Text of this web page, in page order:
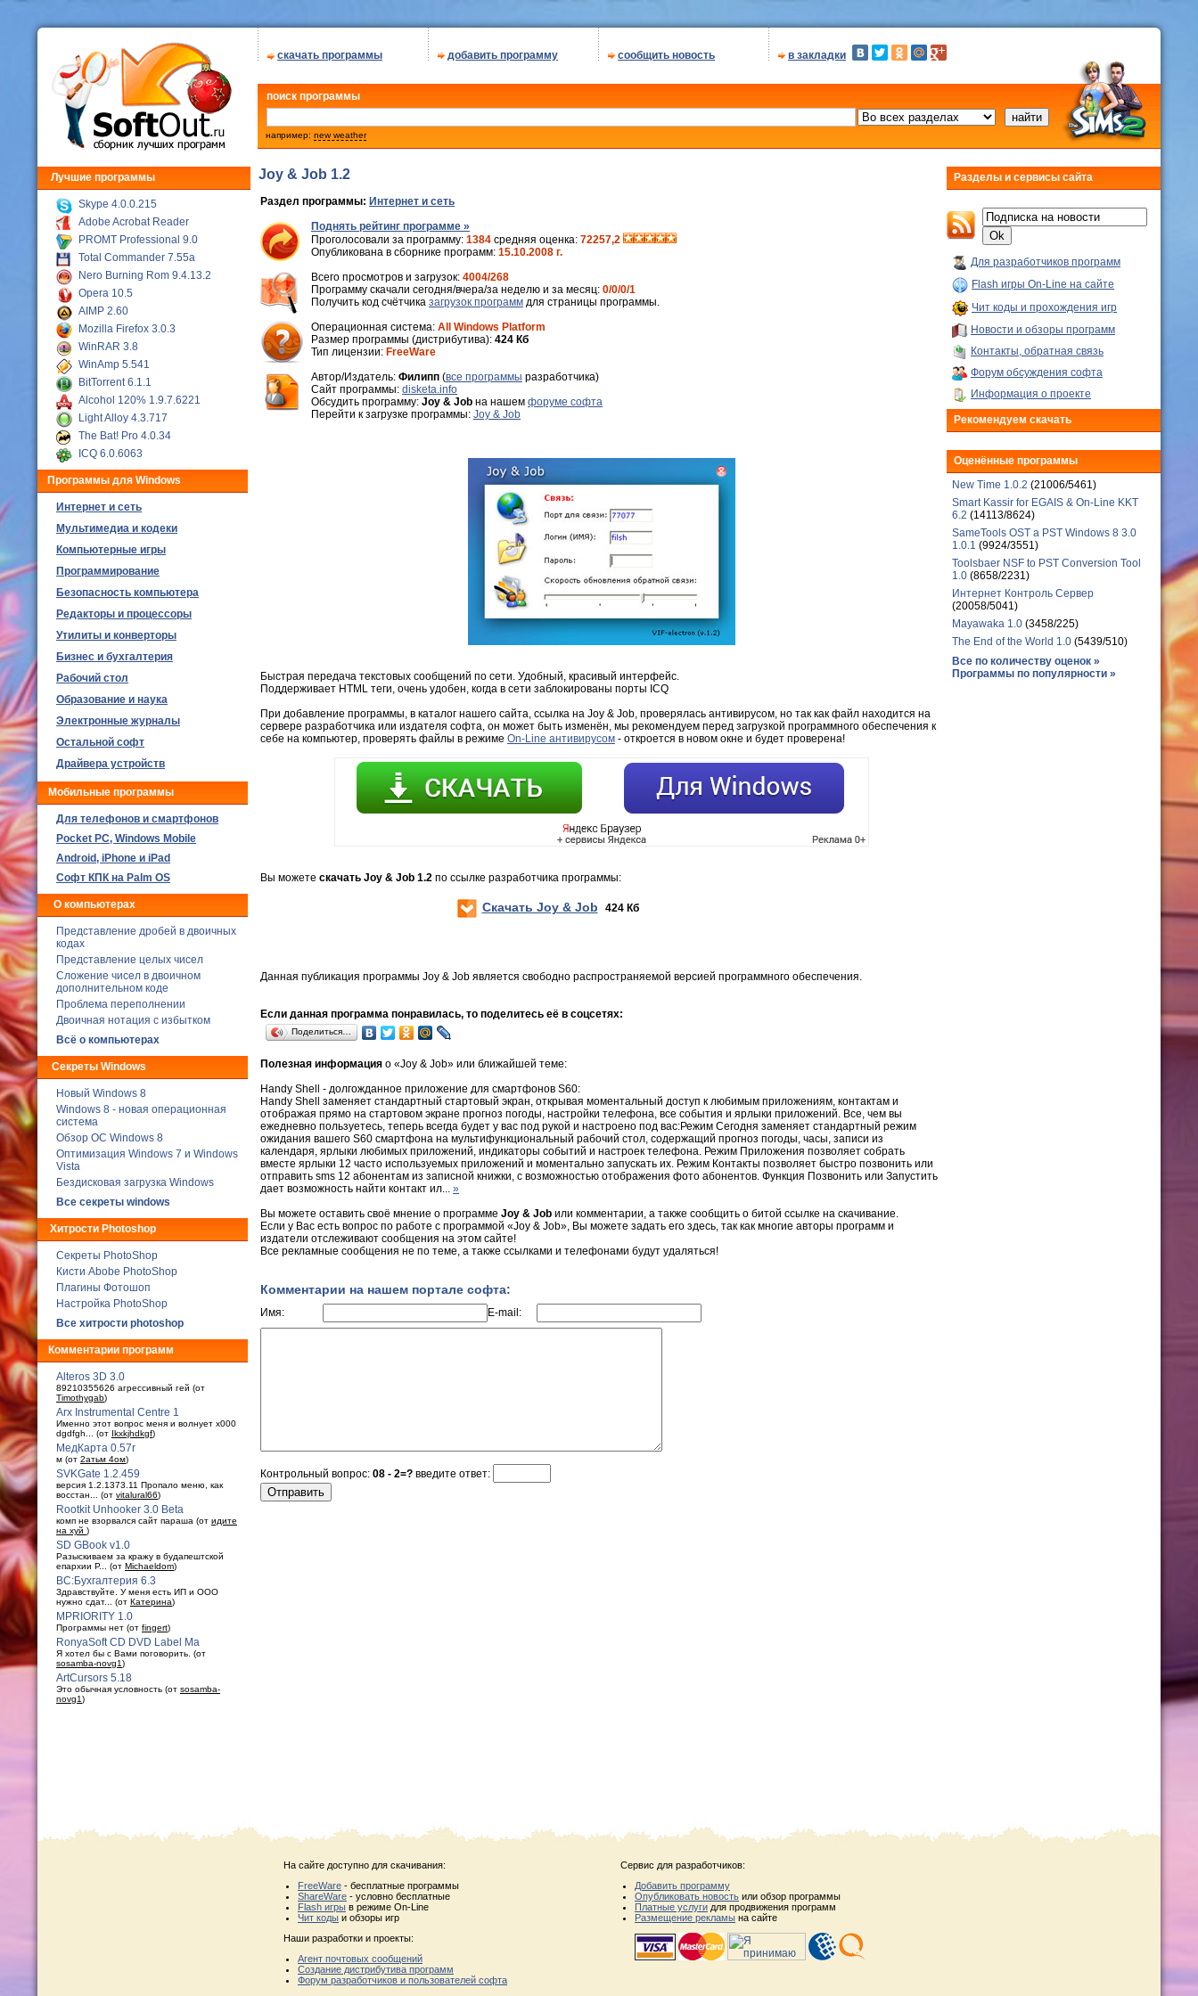
скачать программы добавить программу сообщить новость в закладки
поиск программы
например: new weather
Лучшие программы
Skype 4.0.0.215
Adobe Acrobat Reader
PROMT Professional 9.0
Total Commander 7.55a
Nero Burning Rom 9.4.13.2
Opera 10.5
AIMP 2.60
Mozilla Firefox 3.0.3
WinRAR 3.8
WinAmp 5.541
BitTorrent 6.1.1
Alcohol 120% 1.9.7.6221
Light Alloy 4.3.717
The Bat! Pro 4.0.34
ICQ 6.0.6063
Программы для Windows
Интернет и сеть
Мультимедиа и кодеки
Компьютерные игры
Программирование
Безопасность компьютера
Редакторы и процессоры
Утилиты и конверторы
Бизнес и бухгалтерия
Рабочий стол
Образование и наука
Электронные журналы
Остальной софт
Драйвера устройств
Мобильные программы
Для телефонов и смартфонов
Poсket PC, Windows Mobile
Android, iPhone и iPad
Софт КПК на Palm OS
О компьютерах
Представление дробей в двоичных
кодах
Представление целых чисел
Сложение чисел в двоичном
дополнительном коде
Проблема переполнении
Двоичная нотация с избытком
Всё о компьютерах
Секреты Windows
Новый Windows 8
Windows 8 - новая операционная
система
Обзор ОС Windows 8
Оптимизация Windows 7 и Windows
Vista
Бездисковая загрузка Windows
Все секреты windows
Хитрости Photoshop
Секреты PhotoShop
Кисти Abobe PhotoShop
Плагины Фотошоп
Настройка PhotoShop
Все хитрости photoshop
Комментарии программ
Alteros 3D 3.0
89210355626 агрессивный гей (от
Timothygab)
Arx Instrumental Centre 1
Именно этот вопрос меня и волнует x000
dgdfgh... (от Ikxkjhdkgf)
МедКарта 0.57r
м (от 2атьм 4ом)
SVKGate 1.2.459
версия 1.2.1373.11 Пропало меню, как
восстан... (от vitalural66)
Rootkit Unhooker 3.0 Beta
комп не взорвался сайт параша (от идите
на хуй )
SD GBook v1.0
Разыскиваем за кражу в будaпештской
епархии Р... (от Michaeldom)
ВС:Бухгалтерия 6.3
Здравствуйте. У меня есть ИП и ООО
нужно сдат... (от Катерина)
MPRIORITY 1.0
Программы нет (от fingert)
RonyaSoft CD DVD Label Ma
Я хотел бы с Вами поговорить. (от
sosamba-novg1)
ArtCursors 5.18
Это обычная условность (от sosamba-
novg1)
Joy & Job 1.2
Раздел программы: Интернет и сеть
Поднять рейтинг программе »
Проголосовали за программу: 1384 средняя оценка: 72257,2
Опубликована в сборнике программ: 15.10.2008 г.
Всего просмотров и загрузок: 4004/268
Программу скачали сегодня/вчера/за неделю и за месяц: 0/0/0/1
Получить код счётчика загрузок программ для страницы программы.
Операционная система: All Windows Platform
Размер программы (дистрибутива): 424 Кб
Тип лицензии: FreeWare
Автор/Издатель: Филипп (все программы разработчика)
Cайт программы: disketa.info
Обсудить программу: Joy & Job на нашем форуме софта
Перейти к загрузке программы: Joy & Job
Быстрая передача текстовых сообщений по сети. Удобный, красивый интерфейс.
Поддерживает HTML теги, очень удобен, когда в сети заблокированы порты ICQ
При добавление программы, в каталог нашего сайта, ссылка на Joy & Job, проверялась антивирусом, но так как файл находится на
сервере разработчика или издателя софта, он может быть изменён, мы рекомендуем перед загрузкой программного обеспечения к
себе на компьютер, проверять файлы в режиме On-Line антивирусом - откроется в новом окне и будет проверена!
Вы можете скачать Joy & Job 1.2 по ссылке разработчика программы:
Скачать Joy & Job 424 Кб
Данная публикация программы Joy & Job является свободно распространяемой версией программного обеспечения.
Если данная программа понравилась, то поделитесь её в соцсетях:
Поделиться…
Полезная информация о «Joy & Job» или ближайшей теме:
Handy Shell - долгожданное приложение для смартфонов S60:
Handy Shell заменяет стандартный стартовый экран, открывая моментальный доступ к любимым приложениям, контактам и
отображая прямо на стартовом экране прогноз погоды, настройки телефона, все события и ярлыки приложений. Все, чем вы
ежедневно пользуетесь, теперь всегда будет у вас под рукой и настроено под вас:Режим Сегодня заменяет стандартный режим
ожидания вашего S60 смартфона на мультифункциональный рабочий стол, содержащий прогноз погоды, часы, записи из
календаря, ярлыки любимых приложений, индикаторы событий и настроек телефона. Режим Приложения позволяет собрать
вместе ярлыки 12 часто используемых приложений и моментально запускать их. Режим Контакты позволяет быстро позвонить или
отправить sms 12 абонентам из записной книжки, с возможностью отображения фото абонентов. Функция Позвонить или Запустить
дает возможность найти контакт ил... »
Вы можете оставить своё мнение о программе Joy & Job или комментарии, а также сообщить о битой ссылке на скачивание.
Если у Вас есть вопрос по работе с программой «Joy & Job», Вы можете задать его здесь, так как многие авторы программ и
издатели отслеживают сообщения на этом сайте!
Все рекламные сообщения не по теме, а также ссылками и телефонами будут удаляться!
Комментарии на нашем портале софта:
Имя: E-mail:
Контрольный вопрос: 08 - 2=? введите ответ:
Разделы и сервисы сайта
Для разработчиков программ
Flash игры On-Line на сайте
Чит коды и прохождения игр
Новости и обзоры программ
Контакты, обратная связь
Форум обсуждения софта
Информация о проекте
Рекомендуем скачать
Оценённые программы
New Time 1.0.2 (21006/5461)
Smart Kassir for EGAIS & On-Line KKT
6.2 (14113/8624)
SameTools OST a PST Windows 8 3.0
1.0.1 (9924/3551)
Toolsbaer NSF to PST Conversion Tool
1.0 (8658/2231)
Интернет Контроль Сервер
(20058/5041)
Mayawaka 1.0 (3458/225)
The End of the World 1.0 (5439/510)
Все по количеству оценок »
Программы по популярности »
На сайте доступно для скачивания:
FreeWare - бесплатные программы
ShareWare - условно бесплатные
Flash игры в режиме On-Line
Чит коды и обзоры игр
Наши разработки и проекты:
Агент почтовых сообщений
Создание дистрибутива программ
Форум разработчиков и пользователей софта
Сервис для разработчиков:
Добавить программу
Опубликовать новость или обзор программы
Платные услуги для продвижения программ
Размещение рекламы на сайте